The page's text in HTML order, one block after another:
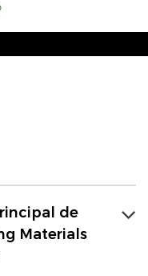
de
Materials